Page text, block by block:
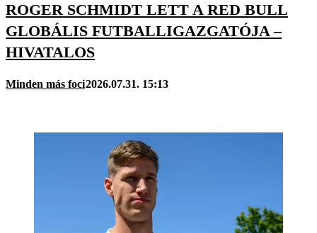
ROGER SCHMIDT LETT A RED BULL
GLOBÁLIS FUTBALLIGAZGATÓJA –
HIVATALOS
Minden más foci2026.07.31. 15:13